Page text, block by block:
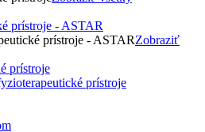
prístroje - ASTAR
prístroje - ASTARZobraziť
prístroje